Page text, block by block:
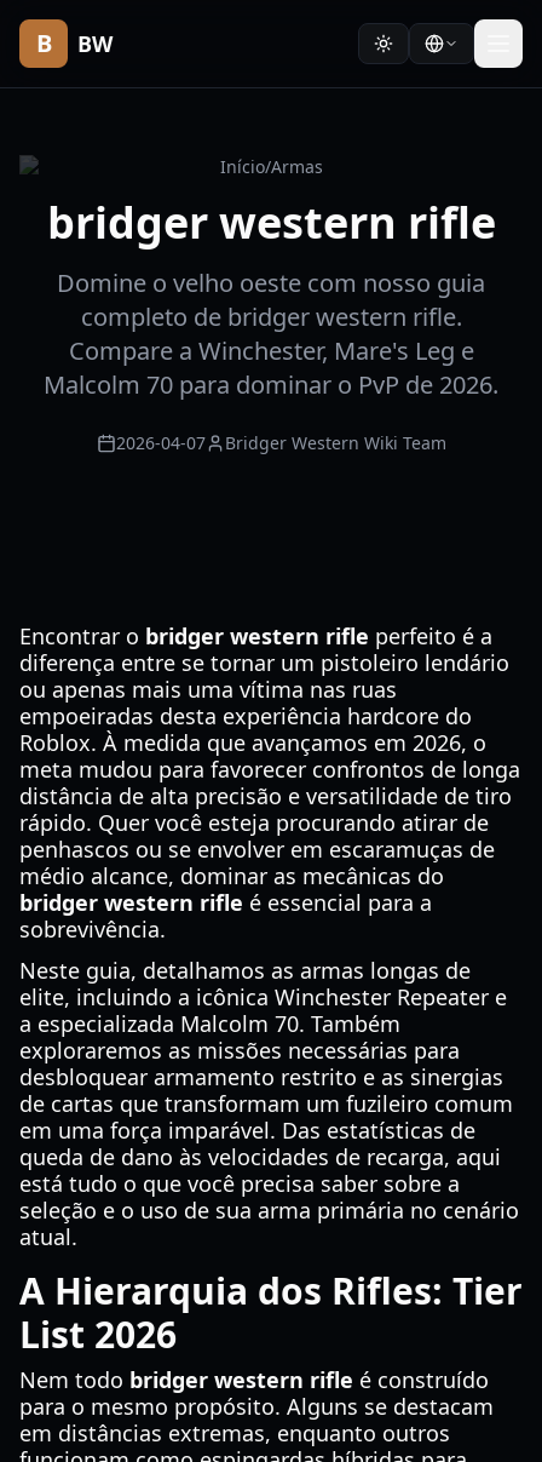
B BW
Início/Armas
bridger western rifle
Domine o velho oeste com nosso guia
completo de bridger western rifle.
Compare a Winchester, Mare's Leg e
Malcolm 70 para dominar o PvP de 2026.
2026-04-07 Bridger Western Wiki Team
Encontrar o bridger western rifle perfeito é a
diferença entre se tornar um pistoleiro lendário
ou apenas mais uma vítima nas ruas
empoeiradas desta experiência hardcore do
Roblox. À medida que avançamos em 2026, o
meta mudou para favorecer confrontos de longa
distância de alta precisão e versatilidade de tiro
rápido. Quer você esteja procurando atirar de
penhascos ou se envolver em escaramuças de
médio alcance, dominar as mecânicas do
bridger western rifle é essencial para a
sobrevivência.
Neste guia, detalhamos as armas longas de
elite, incluindo a icônica Winchester Repeater e
a especializada Malcolm 70. Também
exploraremos as missões necessárias para
desbloquear armamento restrito e as sinergias
de cartas que transformam um fuzileiro comum
em uma força imparável. Das estatísticas de
queda de dano às velocidades de recarga, aqui
está tudo o que você precisa saber sobre a
seleção e o uso de sua arma primária no cenário
atual.
A Hierarquia dos Rifles: Tier
List 2026
Nem todo bridger western rifle é construído
para o mesmo propósito. Alguns se destacam
em distâncias extremas, enquanto outros